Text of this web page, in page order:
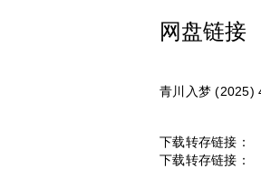
网盘链接
青川入梦 (2025)
下载转存链接：
下载转存链接：